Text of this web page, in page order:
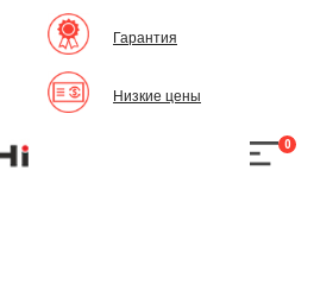
Гарантия
Низкие цены
0